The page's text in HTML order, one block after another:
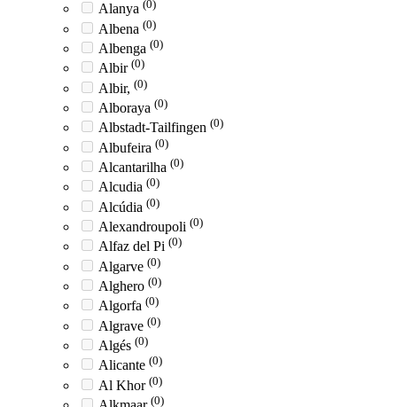
Alanya (0)
Albena (0)
Albenga (0)
Albir (0)
Albir, (0)
Alboraya (0)
Albstadt-Tailfingen (0)
Albufeira (0)
Alcantarilha (0)
Alcudia (0)
Alcúdia (0)
Alexandroupoli (0)
Alfaz del Pi (0)
Algarve (0)
Alghero (0)
Algorfa (0)
Algrave (0)
Algés (0)
Alicante (0)
Al Khor (0)
(0)